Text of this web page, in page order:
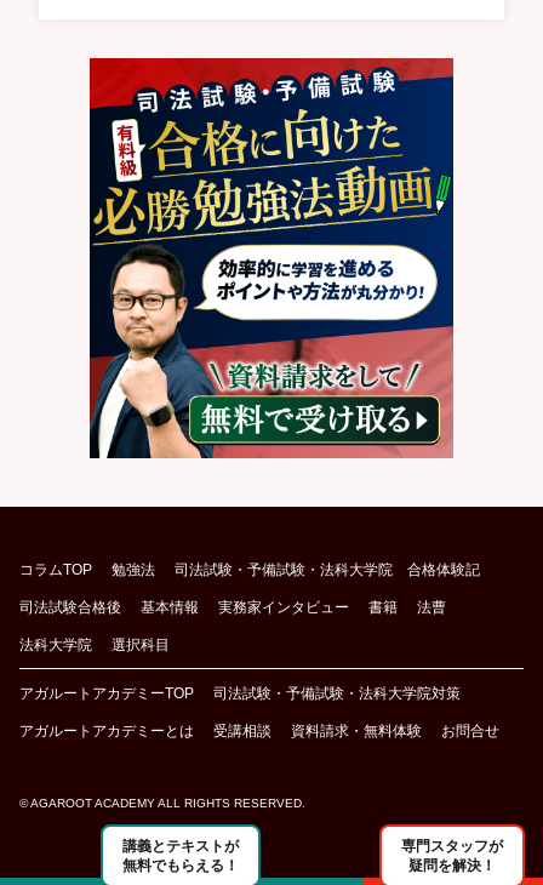
コラムTOP 勉強法 司法試験・予備試験・法科大学院 合格体験記
司法試験合格後 基本情報 実務家インタビュー 書籍 法曹
法科大学院 選択科目
アガルートアカデミーTOP 司法試験・予備試験・法科大学院対策
アガルートアカデミーとは 受講相談 資料請求・無料体験 お問合せ
© AGAROOT ACADEMY ALL RIGHTS RESERVED.
講義とテキストが
無料でもらえる！
専門スタッフが
疑問を解決！